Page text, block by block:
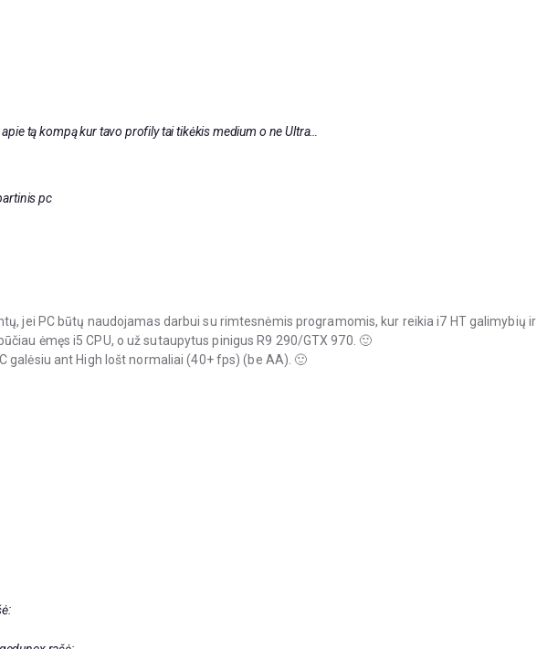
tą kompą kur tavo profily tai tikėkis medium o ne Ultra…
pc
jei PC būtų naudojamas darbui su rimtesnėmis programomis, kur reikia i7 HT galimybių ir
ėmęs i5 CPU, o už sutaupytus pinigus R9 290/GTX 970. 🙂
galėsiu ant High lošt normaliai (40+ fps) (be AA). 🙂